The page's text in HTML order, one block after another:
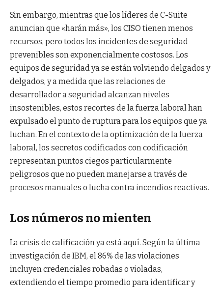
Sin embargo, mientras que los líderes de C-Suite
anuncian que «harán más», los CISO tienen menos
recursos, pero todos los incidentes de seguridad
prevenibles son exponencialmente costosos. Los
equipos de seguridad ya se están volviendo delgados y
delgados, y a medida que las relaciones de
desarrollador a seguridad alcanzan niveles
insostenibles, estos recortes de la fuerza laboral han
expulsado el punto de ruptura para los equipos que ya
luchan. En el contexto de la optimización de la fuerza
laboral, los secretos codificados con codificación
representan puntos ciegos particularmente
peligrosos que no pueden manejarse a través de
procesos manuales o lucha contra incendios reactivas.
Los números no mienten
La crisis de calificación ya está aquí. Según la última
investigación de IBM, el 86% de las violaciones
incluyen credenciales robadas o violadas,
extendiendo el tiempo promedio para identificar y